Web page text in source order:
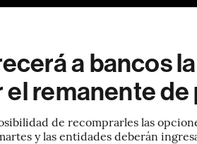
a bancos la
remanente de
de recomprarles las
y las entidades deberán